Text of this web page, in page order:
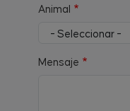
Animal
Mensaje